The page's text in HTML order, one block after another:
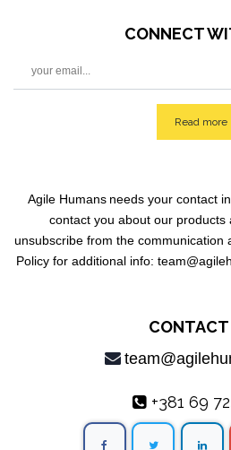
CONNECT
Read more
Agile Humans needs your contact
contact you about our products
unsubscribe from the communication
Policy for additional info:
CONTACT
+381 69